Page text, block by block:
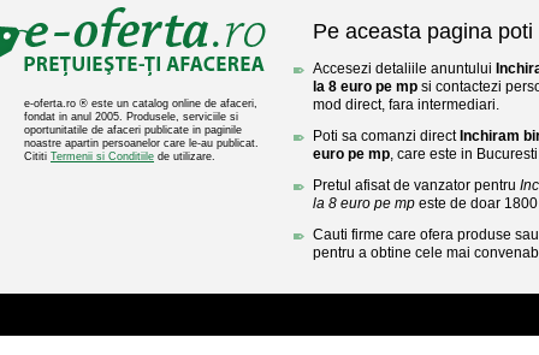
e-oferta.ro ® este un catalog online de afaceri,
fondat in anul 2005. Produsele, serviciile si
oportunitatile de afaceri publicate in paginile
noastre apartin persoanelor care le-au publicat.
Cititi Termenii si Conditiile de utilizare.
Pe aceasta pagina poti
Accesezi detaliile anuntului
la 8 euro pe mp si contactezi
mod direct, fara intermediari.
Poti sa comanzi direct Inchiram
euro pe mp, care este in
Pretul afisat de vanzator pentru
la 8 euro pe mp este de doar
Cauti firme care ofera produse
pentru a obtine cele mai